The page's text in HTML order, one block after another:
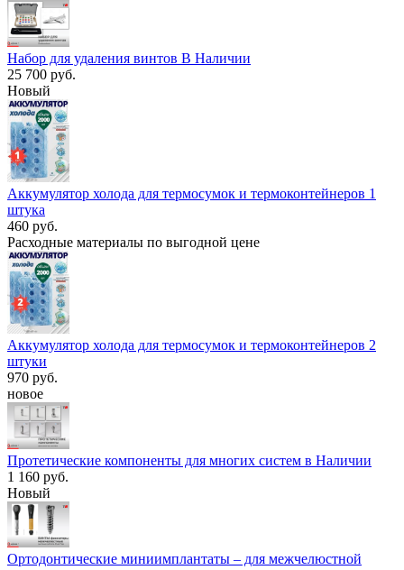
Набор для удаления винтов В Наличии
25 700 руб.
Новый
Аккумулятор холода для термосумок и термоконтейнеров 1
штука
460 руб.
Расходные материалы по выгодной цене
Аккумулятор холода для термосумок и термоконтейнеров 2
штуки
970 руб.
новое
Протетические компоненты для многих систем в Наличии
1 160 руб.
Новый
Ортодонтические миниимплантаты – для межчелюстной